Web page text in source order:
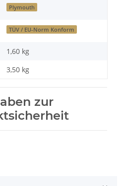
Plymouth
TÜV / EU-Norm Konform
1,60 kg
3,50 kg
zur